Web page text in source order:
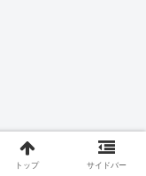
トップ サイドバー